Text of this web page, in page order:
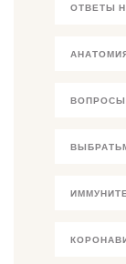
ОТВЕТЫ
ВОПРОСЫ